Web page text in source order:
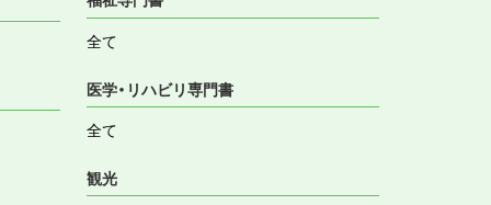
全て
医学・リハビリ専門書
全て
観光